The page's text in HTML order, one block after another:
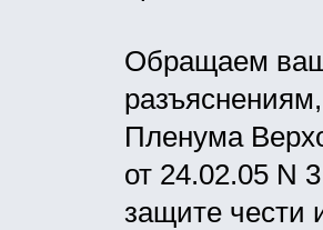
Обращаем
Пленума
от 24.02.05 N
защите чести